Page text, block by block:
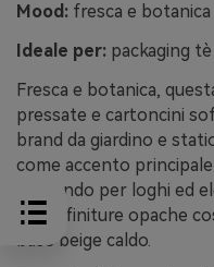
Mood: fresca e botanica
Ideale per: packaging
Fresca e botanica,
pressate e cartoncini
brand da giardino e
come accento
profondo per loghi ed
scegli finiture opache
base beige caldo.